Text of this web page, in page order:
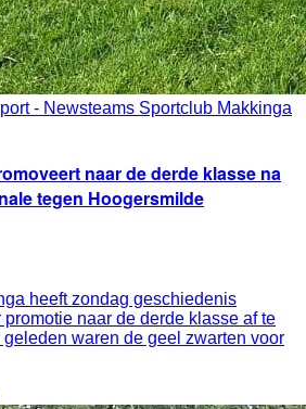
- Newsteams Sportclub Makkinga
naar de derde klasse na
tegen Hoogersmilde
heeft zondag geschiedenis
naar de derde klasse af te
waren de geel zwarten voor